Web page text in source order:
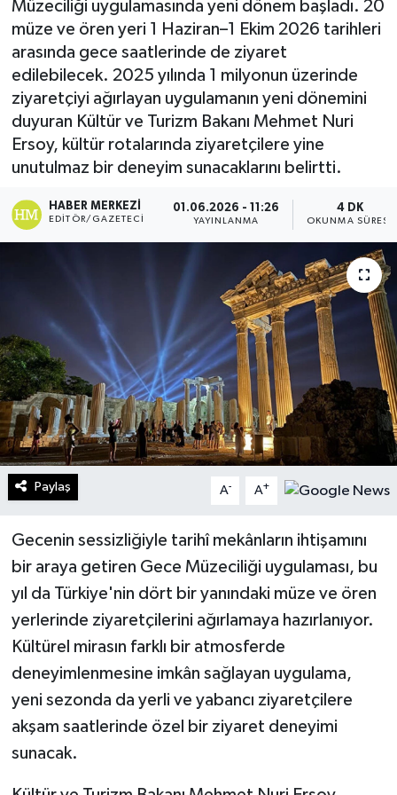
Müzeciliği uygulamasında yeni dönem başladı. 20
müze ve ören yeri 1 Haziran–1 Ekim 2026 tarihleri
arasında gece saatlerinde de ziyaret
edilebilecek. 2025 yılında 1 milyonun üzerinde
ziyaretçiyi ağırlayan uygulamanın yeni dönemini
duyuran Kültür ve Turizm Bakanı Mehmet Nuri
Ersoy, kültür rotalarında ziyaretçilere yine
unutulmaz bir deneyim sunacaklarını belirtti.
HABER MERKEZI
EDITÖR/GAZETECI
01.06.2026 - 11:26
YAYINLANMA
4 DK
OKUNMA SÜRESI
Paylaş A- A+
Gecenin sessizliğiyle tarihî mekânların ihtişamını
bir araya getiren Gece Müzeciliği uygulaması, bu
yıl da Türkiye'nin dört bir yanındaki müze ve ören
yerlerinde ziyaretçilerini ağırlamaya hazırlanıyor.
Kültürel mirasın farklı bir atmosferde
deneyimlenmesine imkân sağlayan uygulama,
yeni sezonda da yerli ve yabancı ziyaretçilere
akşam saatlerinde özel bir ziyaret deneyimi
sunacak.
Turizm
Kültür - Sanat
Lider Haber TV Canlı Yayın izle